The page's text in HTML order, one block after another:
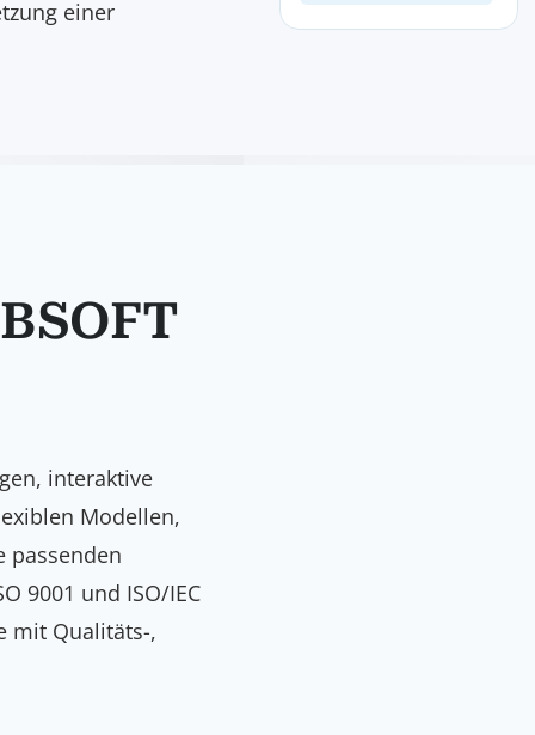
einer
interaktive
Modellen,
passenden
9001 und ISO/IEC
mit Qualitäts-,